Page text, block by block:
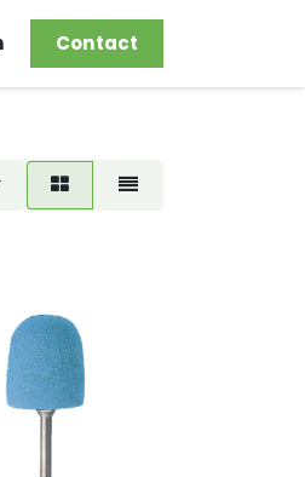
Contact